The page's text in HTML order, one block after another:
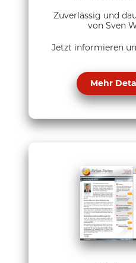
Zuverlässig und
von Sven
Jetzt informieren
Mehr